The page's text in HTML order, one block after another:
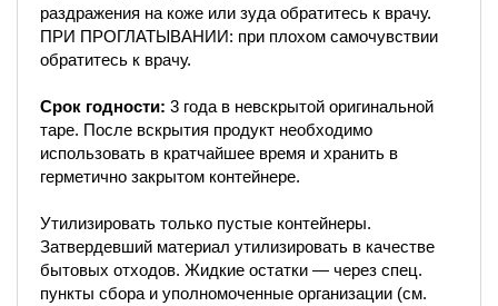
раздражения на коже или зуда обратитесь к врачу.
ПРИ ПРОГЛАТЫВАНИИ: при плохом самочувствии
обратитесь к врачу.
Срок годности: 3 года в невскрытой оригинальной
таре. После вскрытия продукт необходимо
использовать в кратчайшее время и хранить в
герметично закрытом контейнере.
Утилизировать только пустые контейнеры.
Затвердевший материал утилизировать в качестве
бытовых отходов. Жидкие остатки — через спец.
пункты сбора и уполномоченные организации (см.